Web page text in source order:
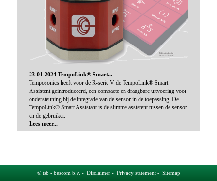
23-01-2024 TempoLink® Smart...
Temposonics heeft voor de R-serie V de TempoLink® Smart
Assistent geintroduceerd, een compacte en draagbare uitvoering voor
ondersteuning bij de integratie van de sensor in de toepassing. De
TempoLink® Smart Assistant is de slimme assistent tussen de sensor
en de gebruiker.
Lees meer...
© tsb - bescom b.v. - Disclaimer- Privacy statement- Sitemap